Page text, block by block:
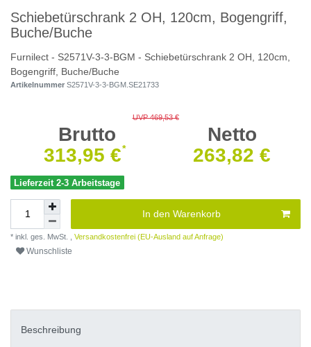
Schiebetürschrank 2 OH, 120cm, Bogengriff,
Buche/Buche
Furnilect - S2571V-3-3-BGM - Schiebetürschrank 2 OH, 120cm,
Bogengriff, Buche/Buche
Artikelnummer S2571V-3-3-BGM.SE21733
UVP 469,53 €
Brutto
Netto
313,95 €
* 263,82 €
Lieferzeit 2-3 Arbeitstage
In den Warenkorb
* inkl. ges. MwSt. , Versandkostenfrei (EU-Ausland auf Anfrage)
Wunschliste
Beschreibung